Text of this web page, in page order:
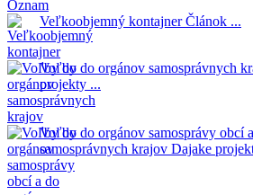
Veľkoobjemný kontajnerČlánok ...
Voľby do orgánov samosprávnych
projekty ...
Voľby do orgánov samosprávy obcí
samosprávnych krajov Dajake